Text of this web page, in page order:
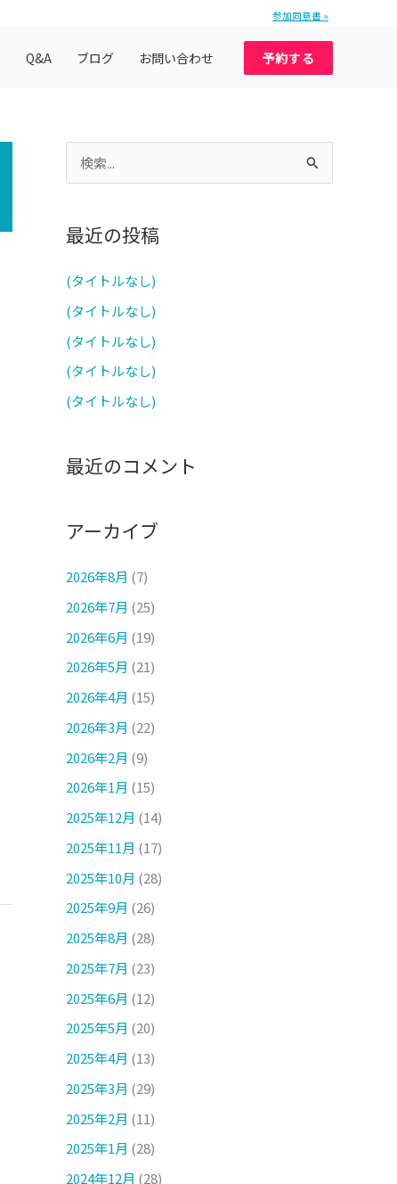
参加同意書 »
Q&A ブログ お問い合わせ 予約する
象
最近の投稿
(タイトルなし)
(タイトルなし)
(タイトルなし)
(タイトルなし)
(タイトルなし)
最近のコメント
アーカイブ
2026年8月 (7)
2026年7月 (25)
2026年6月 (19)
2026年5月 (21)
2026年4月 (15)
2026年3月 (22)
2026年2月 (9)
2026年1月 (15)
2025年12月 (14)
2025年11月 (17)
2025年10月 (28)
2025年9月 (26)
2025年8月 (28)
2025年7月 (23)
2025年6月 (12)
2025年5月 (20)
2025年4月 (13)
2025年3月 (29)
2025年2月 (11)
2025年1月 (28)
2024年12月 (28)